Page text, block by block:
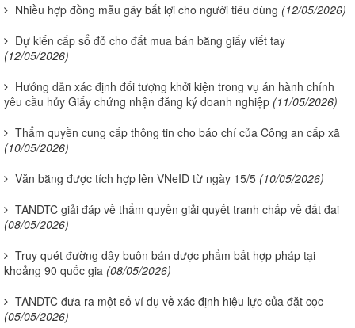
Nhiều hợp đồng mẫu gây bất lợi cho người tiêu dùng (12/05/2026)
Dự kiến cấp sổ đỏ cho đất mua bán bằng giấy viết tay
(12/05/2026)
Hướng dẫn xác định đối tượng khởi kiện trong vụ án hành chính
yêu cầu hủy Giấy chứng nhận đăng ký doanh nghiệp (11/05/2026)
Thẩm quyền cung cấp thông tin cho báo chí của Công an cấp xã
(10/05/2026)
Văn bằng được tích hợp lên VNeID từ ngày 15/5 (10/05/2026)
TANDTC giải đáp về thẩm quyền giải quyết tranh chấp về đất đai
(08/05/2026)
Truy quét đường dây buôn bán dược phẩm bất hợp pháp tại
khoảng 90 quốc gia (08/05/2026)
TANDTC đưa ra một số ví dụ về xác định hiệu lực của đặt cọc
(05/05/2026)